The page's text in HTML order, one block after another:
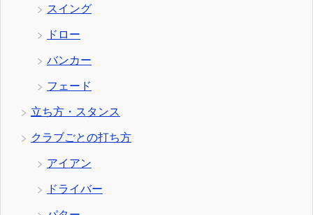
スイング
ドロー
バンカー
フェード
立ち方・スタンス
クラブごとの打ち方
アイアン
ドライバー